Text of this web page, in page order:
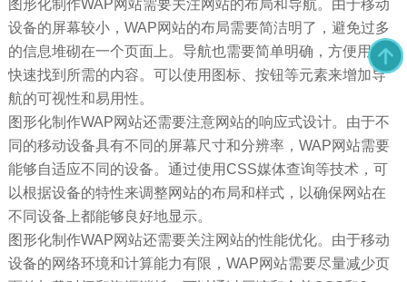
图形化制作WAP网站需要关注网站的布局和导航。由于移动
设备的屏幕较小，WAP网站的布局需要简洁明了，避免过多
的信息堆砌在一个页面上。导航也需要简单明确，方便用户
快速找到所需的内容。可以使用图标、按钮等元素来增加导
航的可视性和易用性。
图形化制作WAP网站还需要注意网站的响应式设计。由于不
同的移动设备具有不同的屏幕尺寸和分辨率，WAP网站需要
能够自适应不同的设备。通过使用CSS媒体查询等技术，可
以根据设备的特性来调整网站的布局和样式，以确保网站在
不同设备上都能够良好地显示。
图形化制作WAP网站还需要关注网站的性能优化。由于移动
设备的网络环境和计算能力有限，WAP网站需要尽量减少页